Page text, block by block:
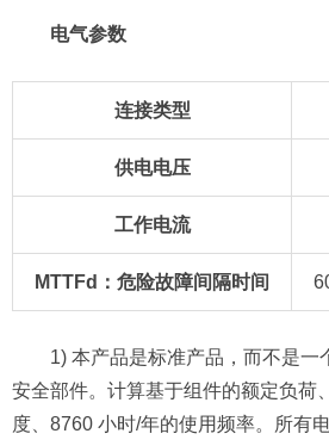
电气参数
连接类型
供电电压
工作电流
MTTFd：危险故障间隔时间
1) 本产品是标准产品，而不是一
安全部件。计算基于组件的额定负荷
度、8760 小时/年的使用频率。所有